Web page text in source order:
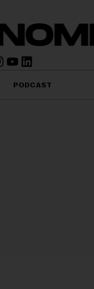
PODCAST